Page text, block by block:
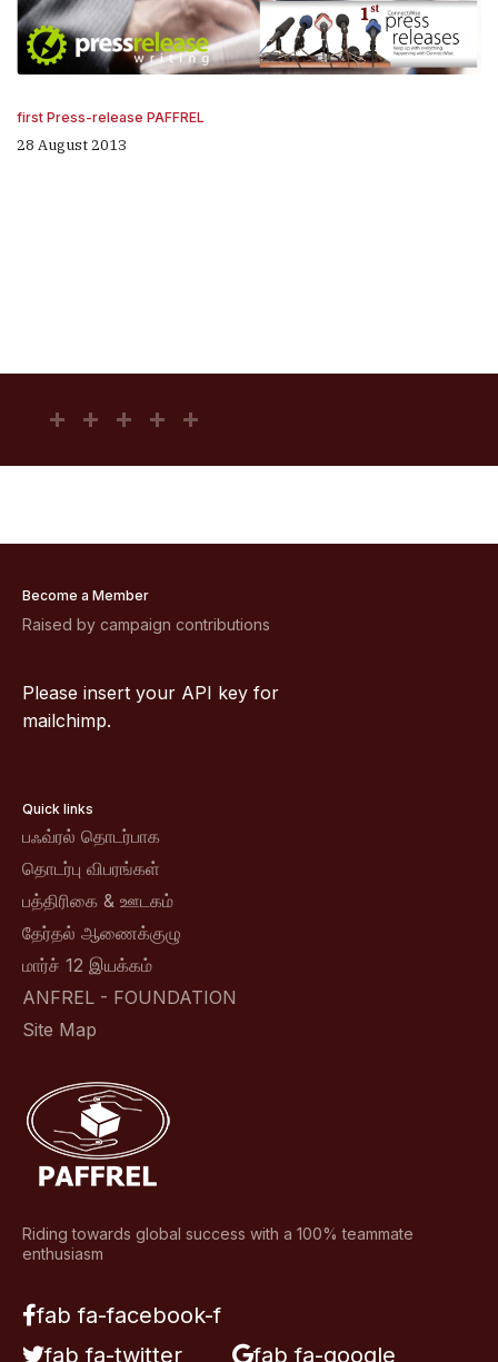
first Press-release PAFFREL
28 August 2013
Become a Member
Raised by campaign contributions
Please insert your API key for
mailchimp.
Quick links
பஃவ்ரல் தொடர்பாக
தொடர்பு விபரங்கள்
பத்திரிகை & ஊடகம்
தேர்தல் ஆணைக்குழு
மார்ச் 12 இயக்கம்
ANFREL - FOUNDATION
Site Map
Riding towards global success with a 100% teammate
enthusiasm
fab fa-facebook-f
fab fa-twitter
fab fa-google